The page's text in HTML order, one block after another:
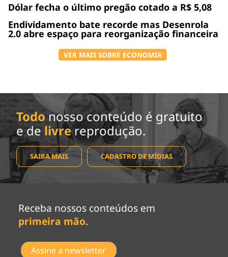
Dólar fecha o último pregão cotado a R$ 5,08
Endividamento bate recorde mas Desenrola
2.0 abre espaço para reorganização financeira
VER MAIS SOBRE ECONOMIA
Todo nosso conteúdo é gratuito
e de livrereprodução.
SAIBA MAIS CADASTRO DE MÍDIAS
Receba nossos conteúdos em
primeira mão.
Assine a newsletter